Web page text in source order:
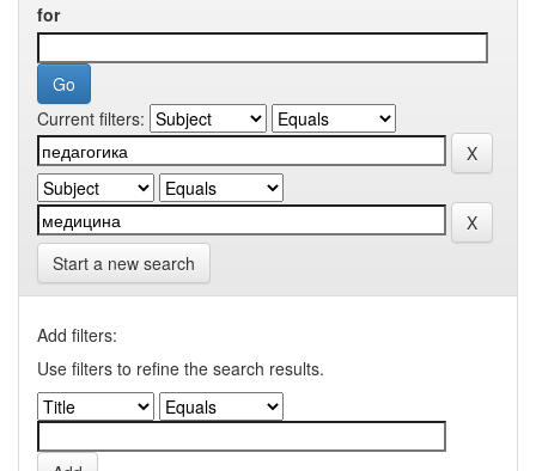
for
Current filters:
Start a new search
Add filters:
Use filters to refine the search results.